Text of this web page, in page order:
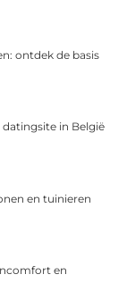
ontdek de basis
datingsite in België
en tuinieren
en